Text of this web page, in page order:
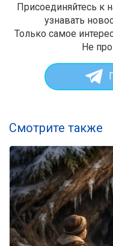
Присоединяйтесь к
узнавать
Только самое
Не
Смотрите также